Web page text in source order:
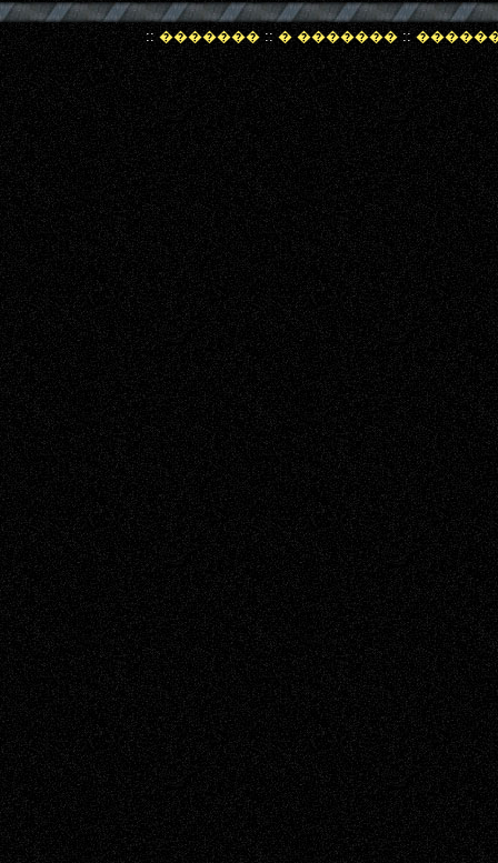
:: �������:: � �������::